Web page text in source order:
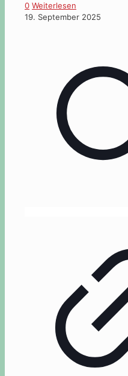
0 Weiterlesen
19. September 2025